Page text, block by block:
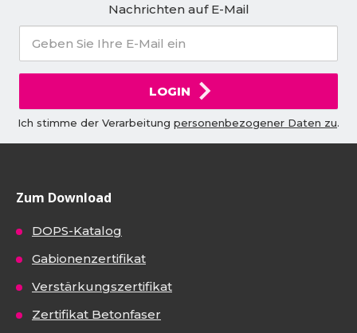
Nachrichten auf E-Mail
LOGIN
Ich stimme der Verarbeitung personenbezogener Daten zu.
Zum Download
DOPS-Katalog
Gabionenzertifikat
Verstärkungszertifikat
Zertifikat Betonfaser